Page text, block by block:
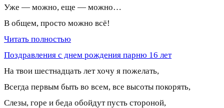
Уже — можно, еще — можно…
В общем, просто можно всё!
Читать полностью
Поздравления с днем рождения парню 16 лет
На твои шестнадцать лет хочу я пожелать,
Всегда первым быть во всем, все высоты покорять,
Слезы, горе и беда обойдут пусть стороной,